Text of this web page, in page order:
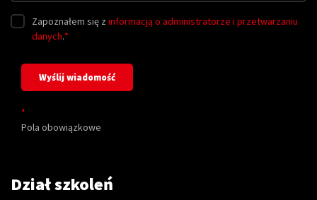
Zapoznałem się z informacją o administratorze i przetwarzaniu
danych.*
*
Pola obowiązkowe
Dział szkoleń